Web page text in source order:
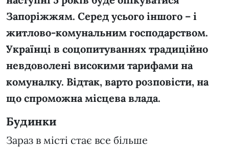
Запоріжжям. Серед усього іншого – і
житлово-комунальним господарством.
Українці в соцопитуваннях традиційно
невдоволені високими тарифами на
комуналку. Відтак, варто розповісти, на
що спроможна місцева влада.
Будинки
Зараз в місті стає все більше